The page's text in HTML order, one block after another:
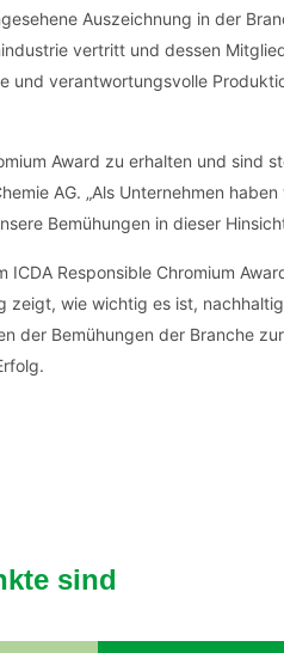
Auszeichnung in der
vertritt und dessen
und verantwortungsvolle
Award zu erhalten und
AG. „Als Unternehmen
Bemühungen in dieser
ICDA Responsible Chromium
wie wichtig es ist,
der Bemühungen der Branche
sind